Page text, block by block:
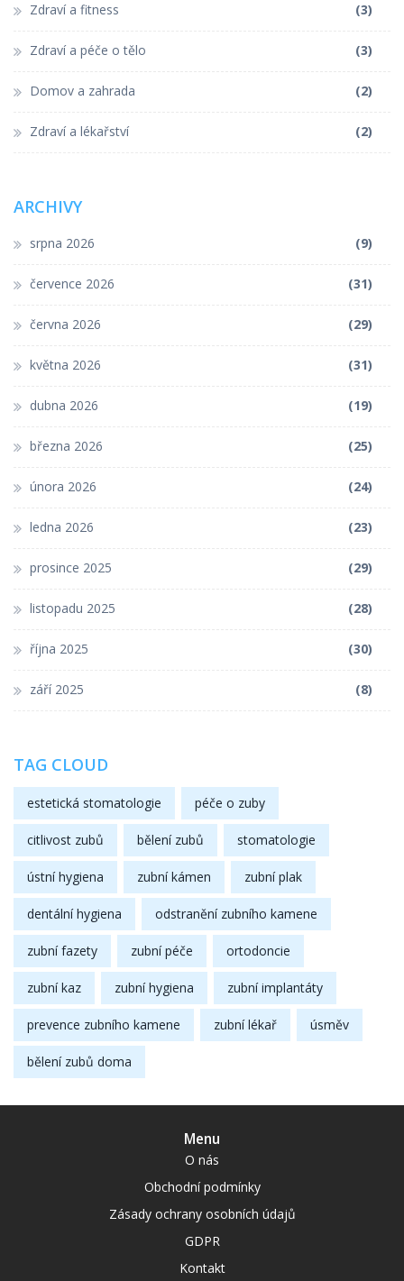
Zdraví a fitness (3)
Zdraví a péče o tělo (3)
Domov a zahrada (2)
Zdraví a lékařství (2)
ARCHIVY
srpna 2026 (9)
července 2026 (31)
června 2026 (29)
května 2026 (31)
dubna 2026 (19)
března 2026 (25)
února 2026 (24)
ledna 2026 (23)
prosince 2025 (29)
listopadu 2025 (28)
října 2025 (30)
září 2025 (8)
TAG CLOUD
estetická stomatologie péče o zuby
citlivost zubů bělení zubů stomatologie
ústní hygiena zubní kámen zubní plak
dentální hygiena odstranění zubního kamene
zubní fazety zubní péče ortodoncie
zubní kaz zubní hygiena zubní implantáty
prevence zubního kamene zubní lékař úsměv
bělení zubů doma
Menu
O nás
Obchodní podmínky
Zásady ochrany osobních údajů
GDPR
Kontakt